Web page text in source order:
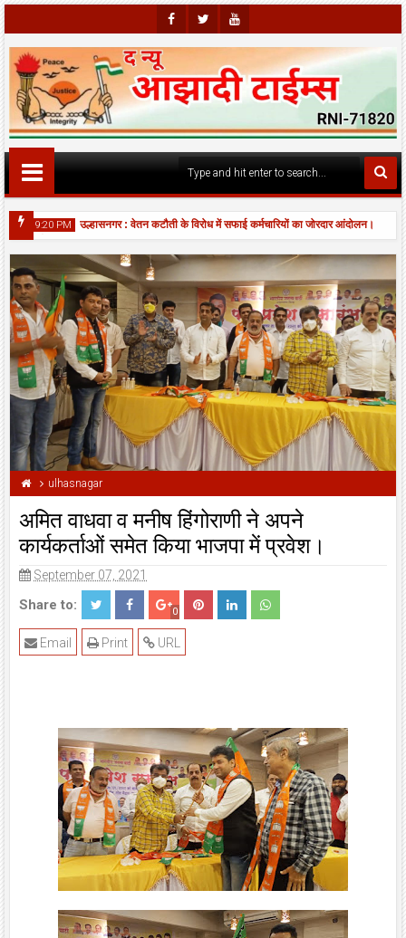
Faceb
Ook
Twitte
R
Youtu
Be
9:20 PM
06 Aug
2026
उल्हासनगर : वेतन कटौती के विरोध में सफाई कर्मचारियों का जोरदार आंदोलन।
06
की उमड़ी भीड़।
ulhasnagar
अमित वाधवा व मनीष हिंगोराणी ने अपने
कार्यकर्ताओं समेत किया भाजपा में प्रवेश।
September 07, 2021
Share to: 0
URL
Print
Email